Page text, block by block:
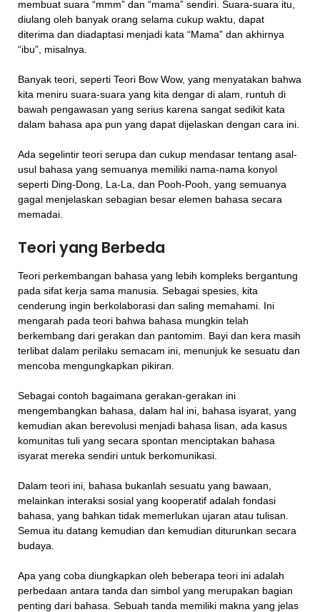
membuat suara “mmm” dan “mama” sendiri. Suara-suara itu,
diulang oleh banyak orang selama cukup waktu, dapat
diterima dan diadaptasi menjadi kata “Mama” dan akhirnya
“ibu”, misalnya.
Banyak teori, seperti Teori Bow Wow, yang menyatakan bahwa
kita meniru suara-suara yang kita dengar di alam, runtuh di
bawah pengawasan yang serius karena sangat sedikit kata
dalam bahasa apa pun yang dapat dijelaskan dengan cara ini.
Ada segelintir teori serupa dan cukup mendasar tentang asal-
usul bahasa yang semuanya memiliki nama-nama konyol
seperti Ding-Dong, La-La, dan Pooh-Pooh, yang semuanya
gagal menjelaskan sebagian besar elemen bahasa secara
memadai.
Teori yang Berbeda
Teori perkembangan bahasa yang lebih kompleks bergantung
pada sifat kerja sama manusia. Sebagai spesies, kita
cenderung ingin berkolaborasi dan saling memahami. Ini
mengarah pada teori bahwa bahasa mungkin telah
berkembang dari gerakan dan pantomim. Bayi dan kera masih
terlibat dalam perilaku semacam ini, menunjuk ke sesuatu dan
mencoba mengungkapkan pikiran.
Sebagai contoh bagaimana gerakan-gerakan ini
mengembangkan bahasa, dalam hal ini, bahasa isyarat, yang
kemudian akan berevolusi menjadi bahasa lisan, ada kasus
komunitas tuli yang secara spontan menciptakan bahasa
isyarat mereka sendiri untuk berkomunikasi.
Dalam teori ini, bahasa bukanlah sesuatu yang bawaan,
melainkan interaksi sosial yang kooperatif adalah fondasi
bahasa, yang bahkan tidak memerlukan ujaran atau tulisan.
Semua itu datang kemudian dan kemudian diturunkan secara
budaya.
Apa yang coba diungkapkan oleh beberapa teori ini adalah
perbedaan antara tanda dan simbol yang merupakan bagian
penting dari bahasa. Sebuah tanda memiliki makna yang jelas